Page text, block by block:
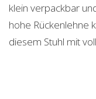
klein verpackbar
hohe Rückenlehne
diesem Stuhl mit